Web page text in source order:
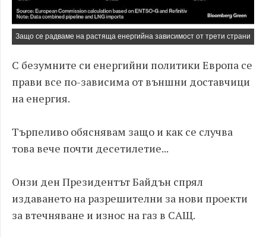
Защо се радваме на растяща енергийна зависимост от трети страни
С безумните си енергийни политики Европа се
прави все по-зависима от външни доставчици
на енергия.
Търпеливо обяснявам защо и как се случва
това вече почти десетилетие...
Онзи ден Президентът Байдън спрял
издаването на разрешителни за нови проекти
за втечняване и износ на газ в САЩ.